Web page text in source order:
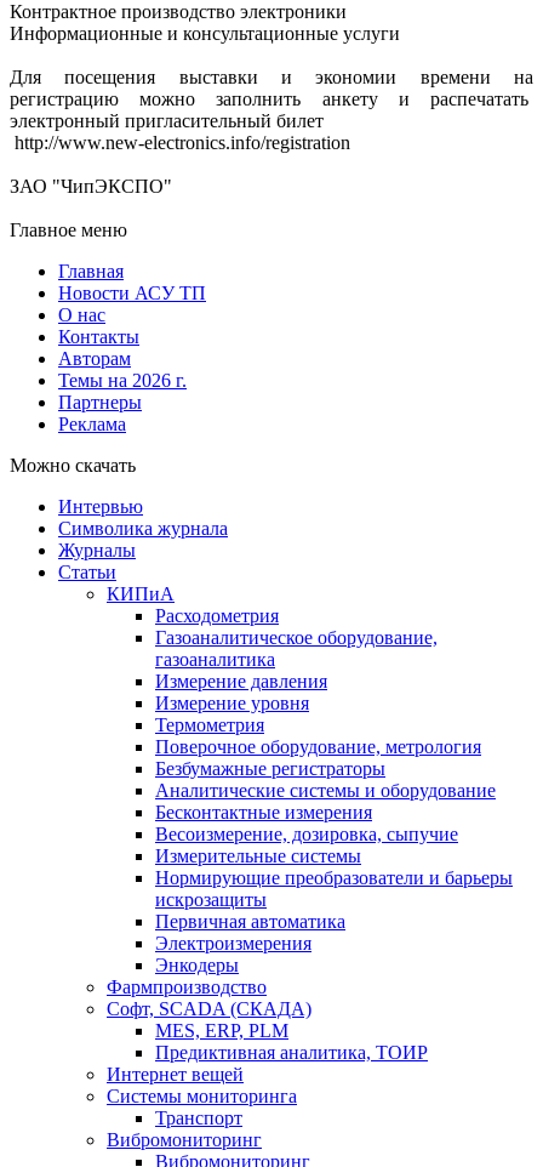
Контрактное производство электроники
Информационные и консультационные услуги
Для посещения выставки и экономии времени на
регистрацию можно заполнить анкету и распечатать
электронный пригласительный билет
http://www.new-electronics.info/registration
ЗАО "ЧипЭКСПО"
Главное меню
Главная
Новости АСУ ТП
О нас
Контакты
Авторам
Темы на 2026 г.
Партнеры
Реклама
Можно скачать
Интервью
Символика журнала
Журналы
Статьи
КИПиА
Расходометрия
Газоаналитическое оборудование,
газоаналитика
Измерение давления
Измерение уровня
Термометрия
Поверочное оборудование, метрология
Безбумажные регистраторы
Аналитические системы и оборудование
Бесконтактные измерения
Весоизмерение, дозировка, сыпучие
Измерительные системы
Нормирующие преобразователи и барьеры
искрозащиты
Первичная автоматика
Электроизмерения
Энкодеры
Фармпроизводство
Софт, SCADA (СКАДА)
MES, ERP, PLM
Предиктивная аналитика, ТОИР
Интернет вещей
Системы мониторинга
Транспорт
Вибромониторинг
Вибромониторинг